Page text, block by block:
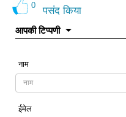
0 पसंद किया
आपकी टिप्पणी
नाम
ईमेल